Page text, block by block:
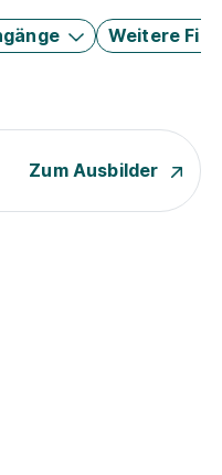
Weitere Filter
Zum Ausbilder